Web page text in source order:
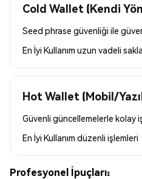
Cold Wallet (Kendi
Seed phrase güvenliği ile
En İyi Kullanım uzun vadeli
Hot Wallet (Mobil/
Güvenli güncellemelerle kolay
En İyi Kullanım düzenli işlemleri
Profesyonel İpuçları: